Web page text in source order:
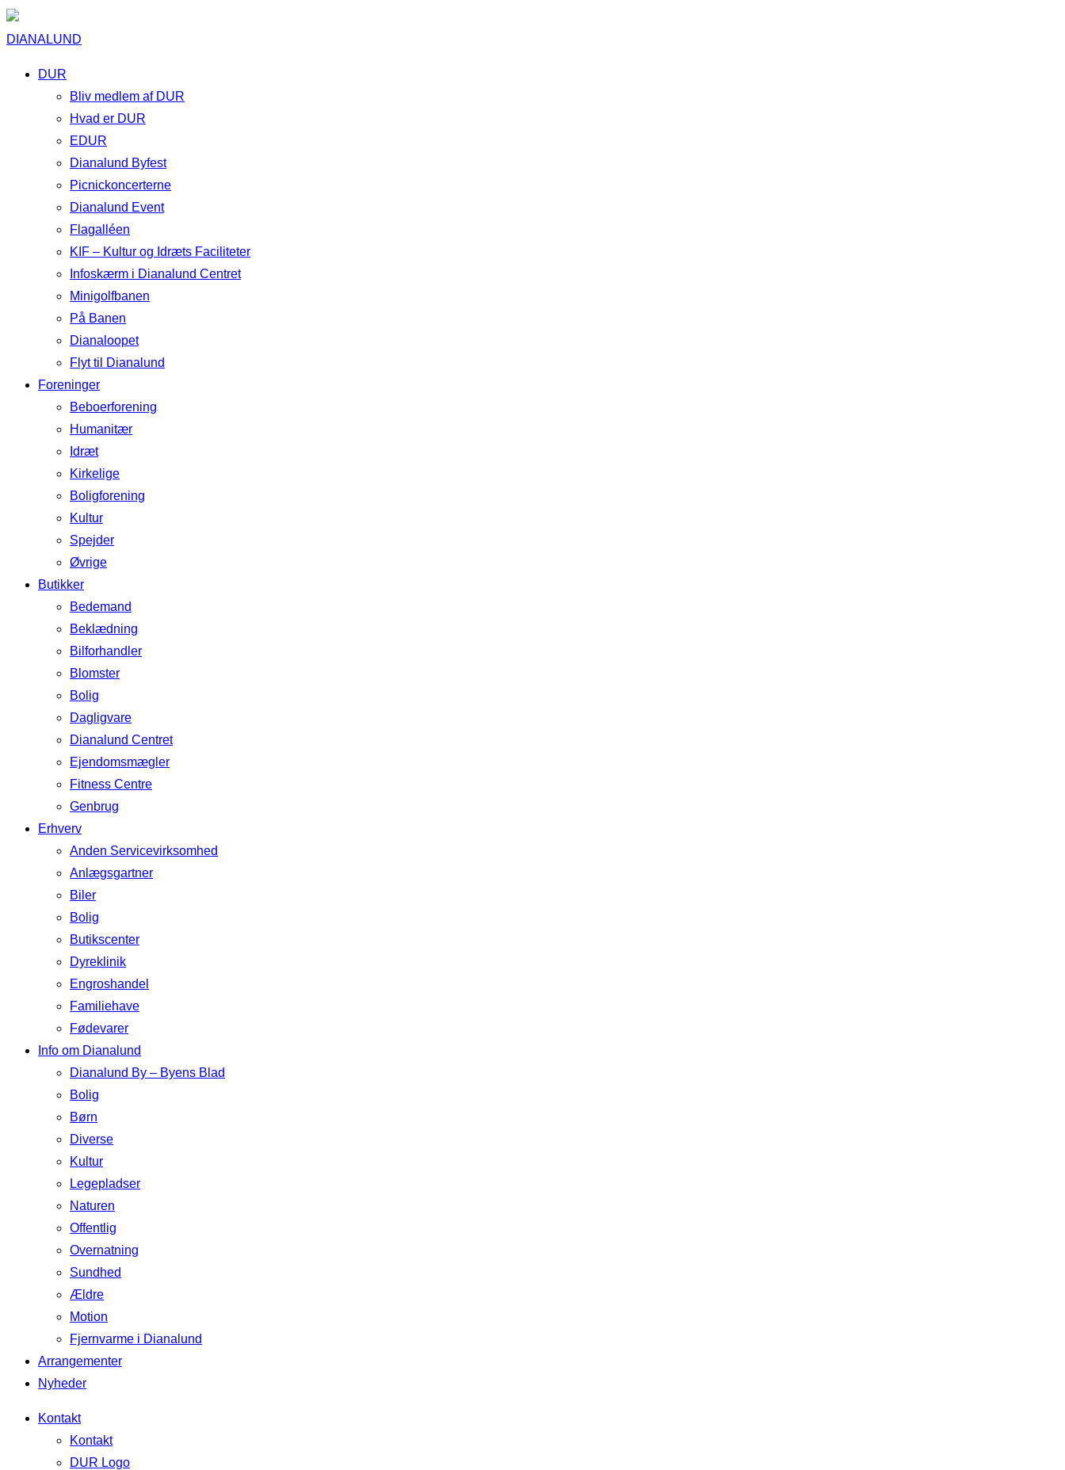
DIANALUND
DUR
Bliv medlem af DUR
Hvad er DUR
EDUR
Dianalund Byfest
Picnickoncerterne
Dianalund Event
Flagalléen
KIF – Kultur og Idræts Faciliteter
Infoskærm i Dianalund Centret
Minigolfbanen
På Banen
Dianaloopet
Flyt til Dianalund
Foreninger
Beboerforening
Humanitær
Idræt
Kirkelige
Boligforening
Kultur
Spejder
Øvrige
Butikker
Bedemand
Beklædning
Bilforhandler
Blomster
Bolig
Dagligvare
Dianalund Centret
Ejendomsmægler
Fitness Centre
Genbrug
Erhverv
Anden Servicevirksomhed
Anlægsgartner
Biler
Bolig
Butikscenter
Dyreklinik
Engroshandel
Familiehave
Fødevarer
Info om Dianalund
Dianalund By – Byens Blad
Bolig
Børn
Diverse
Kultur
Legepladser
Naturen
Offentlig
Overnatning
Sundhed
Ældre
Motion
Fjernvarme i Dianalund
Arrangementer
Nyheder
Kontakt
Kontakt
DUR Logo